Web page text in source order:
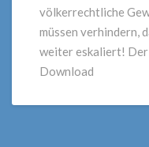
völkerrechtliche
müssen verhindern,
weiter eskaliert!
Download